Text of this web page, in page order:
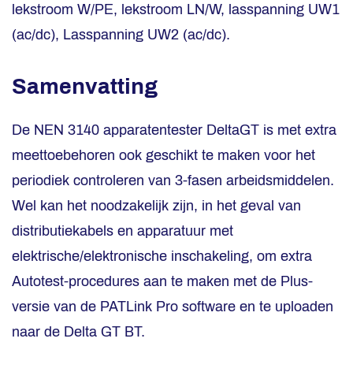
lekstroom W/PE, lekstroom LN/W, lasspanning UW1
(ac/dc), Lasspanning UW2 (ac/dc).
Samenvatting
De NEN 3140 apparatentester DeltaGT is met extra
meettoebehoren ook geschikt te maken voor het
periodiek controleren van 3-fasen arbeidsmiddelen.
Wel kan het noodzakelijk zijn, in het geval van
distributiekabels en apparatuur met
elektrische/elektronische inschakeling, om extra
Autotest-procedures aan te maken met de Plus-
versie van de PATLink Pro software en te uploaden
naar de Delta GT BT.